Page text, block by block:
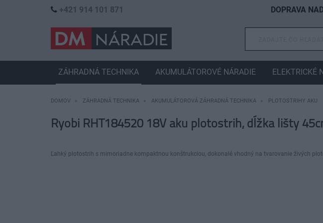
DOMOV ZÁHRADNÁ TECHNIKA AKUMULÁTOROVÁ ZÁHRADNÁ TECHNIKA PLOTOSTRIHY AKU
Ryobi RHT184520 18V aku plotostrih, dĺžka lišty
Ľahký plotostrih s mimoriadne kompaktnou konštrukciou, dokonalé vhodný na tvarovanie živých
+421 914 101 871 DOPRAVA
ZÁHRADNÁ TECHNIKA AKUMULÁTOROVÉ NÁRADIE ELEKTRICKÉ